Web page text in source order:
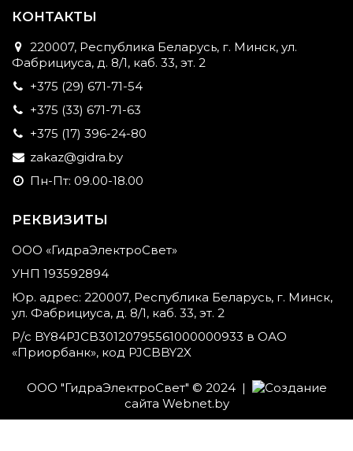
КОНТАКТЫ
220007, Республика Беларусь, г. Минск, ул.
Фабрициуса, д. 8/1, каб. 33, эт. 2
+375 (29) 671-71-54
+375 (33) 671-71-63
+375 (17) 396-24-80
zakaz@gidra.by
Пн-Пт: 09.00-18.00
РЕКВИЗИТЫ
ООО «ГидраЭлектроСвет»
УНП 193592894
Юр. адрес: 220007, Республика Беларусь, г. Минск,
ул. Фабрициуса, д. 8/1, каб. 33, эт. 2
Р/с BY84PJCB30120795561000000933 в ОАО
«Приорбанк», код PJCBBY2X
ООО "ГидраЭлектроСвет" © 2024 |
Создание
сайта Webnet.by